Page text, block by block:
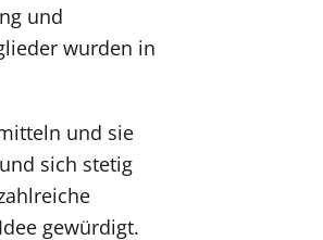
und
wurden in
und sie
sich stetig
gewürdigt.